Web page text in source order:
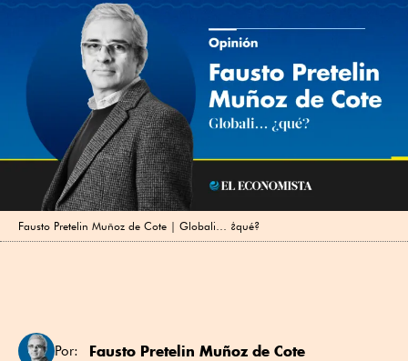
Fausto Pretelin Muñoz de Cote | Globali… ¿qué?
Por: Fausto Pretelin Muñoz de Cote